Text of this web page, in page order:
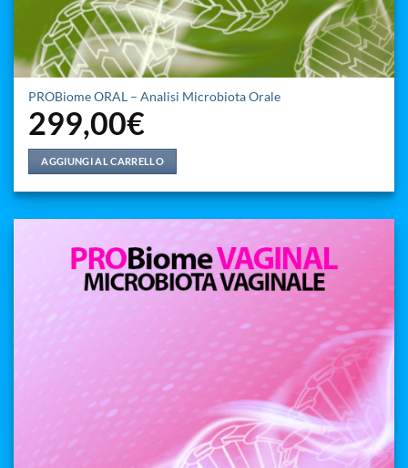
PROBiome ORAL – Analisi Microbiota Orale
299,00€
AGGIUNGI AL CARRELLO